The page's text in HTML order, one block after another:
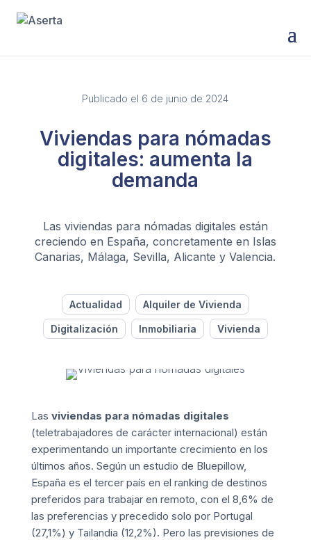
Publicado el 6 de junio de 2024
Viviendas para nómadas
digitales: aumenta la
demanda
Las viviendas para nómadas digitales están
creciendo en España, concretamente en Islas
Canarias, Málaga, Sevilla, Alicante y Valencia.
Actualidad Alquiler de Vivienda
Digitalización Inmobiliaria Vivienda
Las viviendas para nómadas digitales
(teletrabajadores de carácter internacional) están
experimentando un importante crecimiento en los
últimos años. Según un estudio de Bluepillow,
España es el tercer país en el ranking de destinos
preferidos para trabajar en remoto, con el 8,6% de
las preferencias y precedido solo por Portugal
(27,1%) y Tailandia (12,2%). Pero las previsiones de